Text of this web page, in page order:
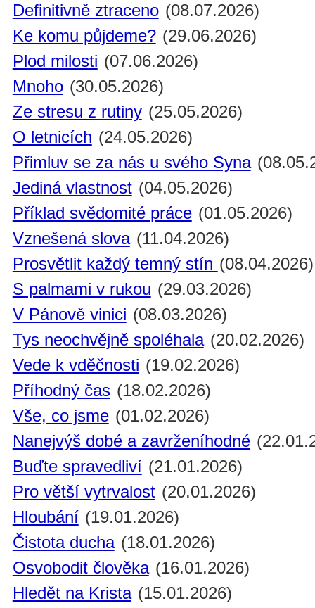
Definitivně ztraceno (08.07.2026)
Ke komu půjdeme? (29.06.2026)
Plod milosti (07.06.2026)
Mnoho (30.05.2026)
Ze stresu z rutiny (25.05.2026)
O letnicích (24.05.2026)
Přimluv se za nás u svého Syna
Jediná vlastnost (04.05.2026)
Příklad svědomité práce (01.05.2026)
Vznešená slova (11.04.2026)
Prosvětlit každý temný stín (08.04.2026)
S palmami v rukou (29.03.2026)
V Pánově vinici (08.03.2026)
Tys neochvějně spoléhala (20.02.2026)
Vede k vděčnosti (19.02.2026)
Příhodný čas (18.02.2026)
Vše, co jsme (01.02.2026)
Nanejvýš dobé a zavrženíhodné
Buďte spravedliví (21.01.2026)
Pro větší vytrvalost (20.01.2026)
Hloubání (19.01.2026)
Čistota ducha (18.01.2026)
Osvobodit člověka (16.01.2026)
Hledět na Krista (15.01.2026)